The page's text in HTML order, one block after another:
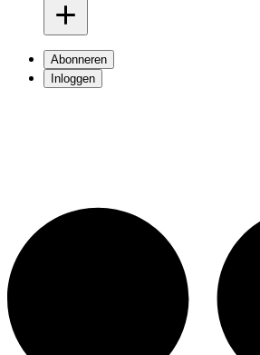
Abonneren
Inloggen